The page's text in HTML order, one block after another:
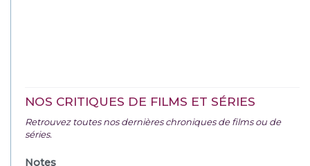
NOS CRITIQUES DE FILMS ET SÉRIES
Retrouvez toutes nos dernières chroniques de films ou de
séries.
Notes